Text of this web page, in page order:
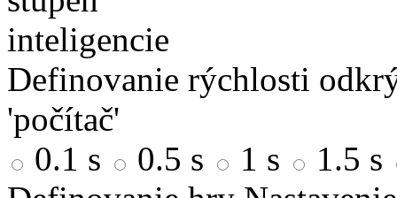
inteligencie
Definovanie rýchlosti
'počítač'
0.1 s
0.5 s 1 s
1.5 s